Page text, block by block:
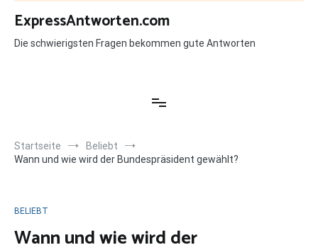
Zum
Inhalt
springen
ExpressAntworten.com
Die schwierigsten Fragen bekommen gute Antworten
Startseite
Beliebt
Wann und wie wird der Bundespräsident gewählt?
BELIEBT
Wann und wie wird der